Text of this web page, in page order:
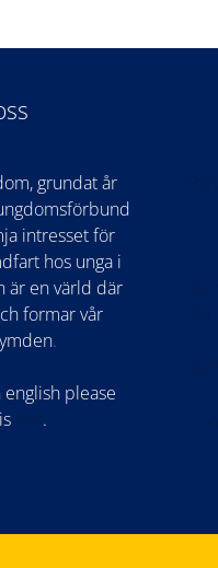
grundat år
intresset för
hos unga i
är en värld där
formar vår
.
please
.